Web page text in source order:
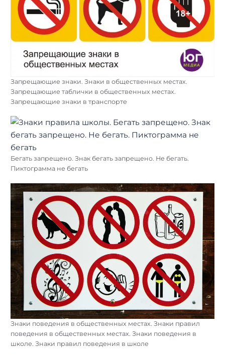
Запрещающие знаки. Знаки в общественных местах.
Запрещающие таблички в общественных местах.
Запрещающие знаки в транспорте
Бегать запрещено. Знак бегать запрещено. Не бегать.
Пиктограмма не бегать
Знаки поведения в общественных местах. Знаки правил
поведения в общественных местах. Знаки поведения в
школе. Знаки правил поведения в школе